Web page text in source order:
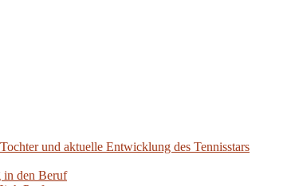
und aktuelle Entwicklung des Tennisstars
in den Beruf